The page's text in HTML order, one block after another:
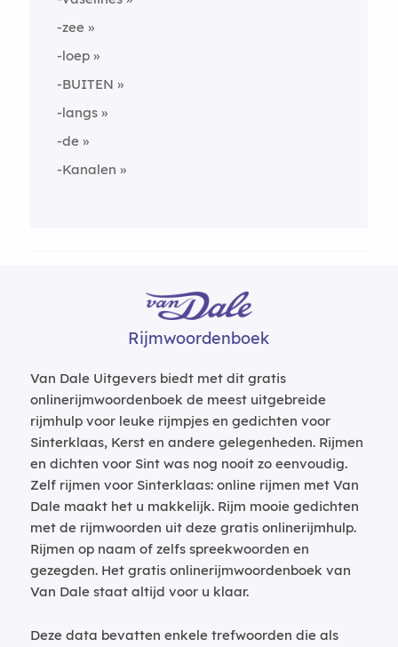
-zee
-loep
-BUITEN
-langs
-de
-Kanalen
Rijmwoordenboek
Van Dale Uitgevers biedt met dit gratis
onlinerijmwoordenboek de meest uitgebreide
rijmhulp voor leuke rijmpjes en gedichten voor
Sinterklaas, Kerst en andere gelegenheden. Rijmen
en dichten voor Sint was nog nooit zo eenvoudig.
Zelf rijmen voor Sinterklaas: online rijmen met Van
Dale maakt het u makkelijk. Rijm mooie gedichten
met de rijmwoorden uit deze gratis onlinerijmhulp.
Rijmen op naam of zelfs spreekwoorden en
gezegden. Het gratis onlinerijmwoordenboek van
Van Dale staat altijd voor u klaar.
Deze data bevatten enkele trefwoorden die als